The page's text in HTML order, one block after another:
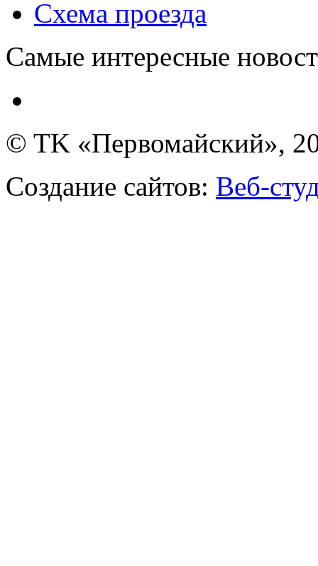
Схема проезда
Самые интересные
© TK «Первомайский»,
Создание сайтов: Веб-